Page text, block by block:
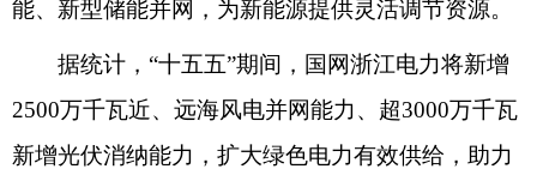
能、新型储能并网，为新能源提供灵活调节资源。
据统计，“十五五”期间，国网浙江电力将新增
2500万千瓦近、远海风电并网能力、超3000万千瓦
新增光伏消纳能力，扩大绿色电力有效供给，助力